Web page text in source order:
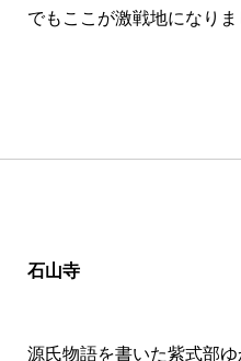
でもここが激戦地になりま
石山寺
源氏物語を書いた紫式部